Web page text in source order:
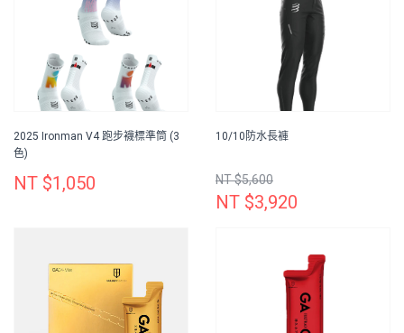
2025 Ironman V4 跑步襪標準筒 (3
色)
NT $1,050
10/10防水長褲
NT $5,600
NT $3,920